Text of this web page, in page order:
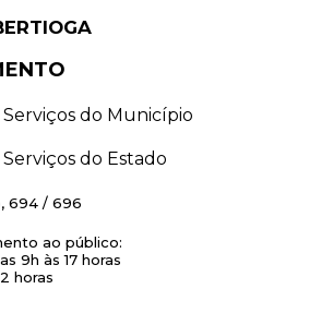
do Município
do Estado
694 / 696
ao público:
9h às 17 horas
horas